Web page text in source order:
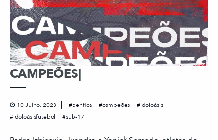
CAMPEÕES|
10 Julho, 2023 benfica campeões
idoloásis
idoloásisfutebol
sub-17